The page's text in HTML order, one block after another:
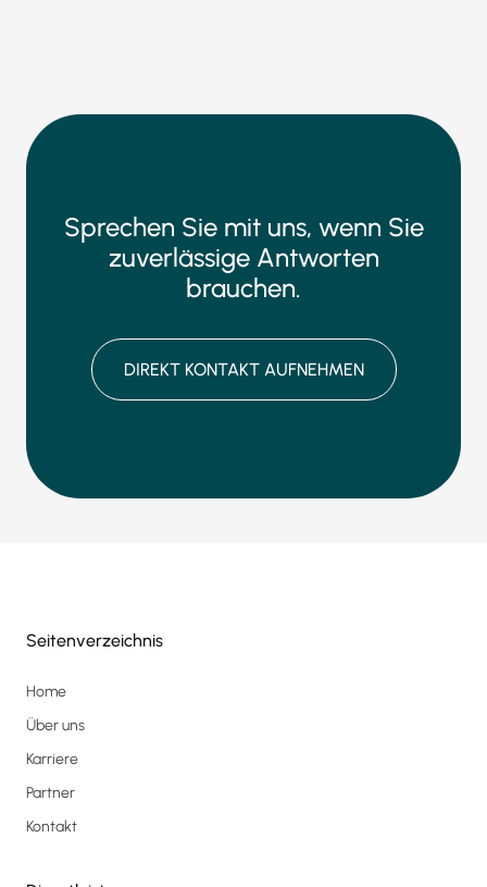
Sprechen Sie mit uns, wenn Sie
zuverlässige Antworten
brauchen.
DIREKT KONTAKT AUFNEHMEN
Seitenverzeichnis
Home
Über uns
Karriere
Partner
Kontakt